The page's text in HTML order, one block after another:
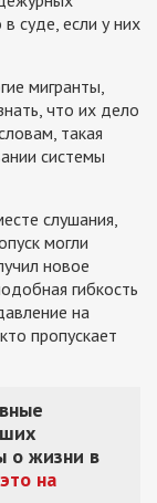
суде, если у них
мигранты,
что их дело
такая
системы
слушания,
могли
новое
гибкость
на
пропускает
о жизни в
на